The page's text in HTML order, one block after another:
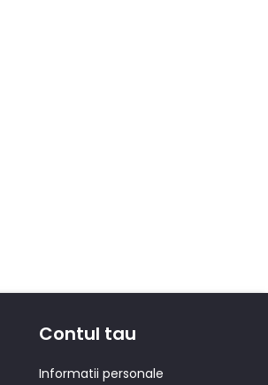
Contul tau
Informatii personale